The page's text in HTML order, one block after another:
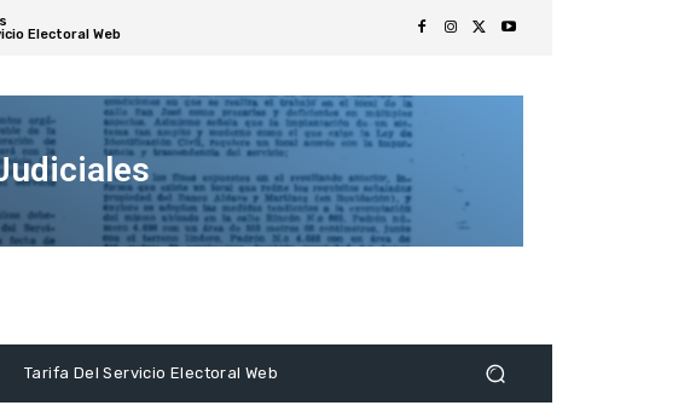
Electoral Web
Tarifa Del Servicio Electoral Web